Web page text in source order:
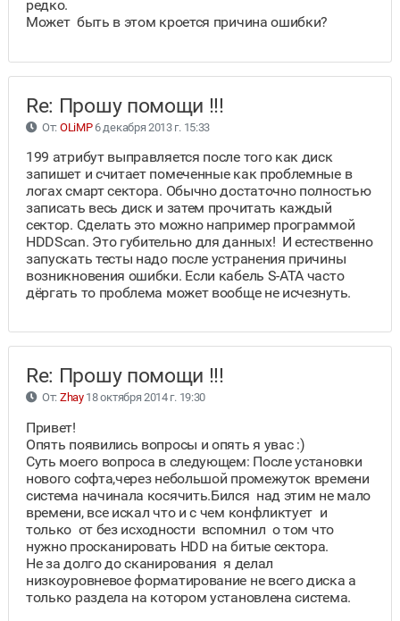
редко.
Может быть в этом кроется причина ошибки?
Re: Прошу помощи !!!
От: OLiMP6 декабря 2013 г. 15:33
199 атрибут выправляется после того как диск
запишет и считает помеченные как проблемные в
логах смарт сектора. Обычно достаточно полностью
записать весь диск и затем прочитать каждый
сектор. Сделать это можно например программой
HDDScan. Это губительно для данных! И естественно
запускать тесты надо после устранения причины
возникновения ошибки. Если кабель S-ATA часто
дёргать то проблема может вообще не исчезнуть.
Re: Прошу помощи !!!
От: Zhay18 октября 2014 г. 19:30
Привет!
Опять появились вопросы и опять я увас :)
Суть моего вопроса в следующем: После установки
нового софта,через небольшой промежуток времени
система начинала косячить.Бился над этим не мало
времени, все искал что и с чем конфликтует и
только от без исходности вспомнил о том что
нужно просканировать HDD на битые сектора.
Не за долго до сканирования я делал
низкоуровневое форматирование не всего диска а
только раздела на котором установлена система.